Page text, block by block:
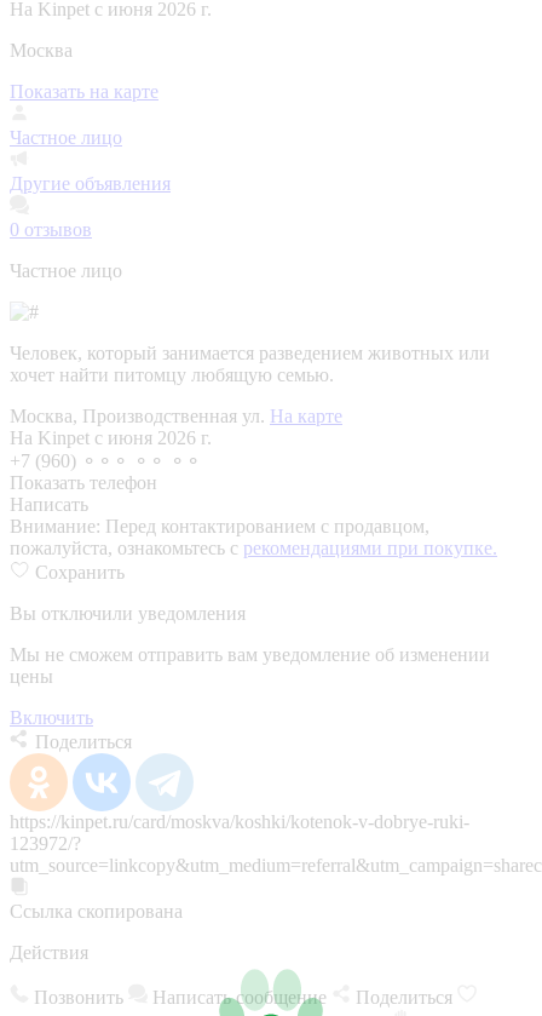
На Kinpet c июня 2026 г.
Москва
Показать на карте
Частное лицо
Другие объявления
0 отзывов
Частное лицо
Человек, который занимается разведением животных или
хочет найти питомцу любящую семью.
Москва, Производственная ул. На карте
На Kinpet c июня 2026 г.
+7 (960) ⚬⚬⚬ ⚬⚬ ⚬⚬
Показать телефон
Написать
Внимание: Перед контактированием с продавцом,
пожалуйста, ознакомьтесь с рекомендациями при покупке.
Сохранить
Вы отключили уведомления
Мы не сможем отправить вам уведомление об изменении
цены
Включить
Поделиться
https://kinpet.ru/card/moskva/koshki/kotenok-v-dobrye-ruki-
123972/?
Ссылка скопирована
Действия
Позвонить Написать сообщение
Поделиться